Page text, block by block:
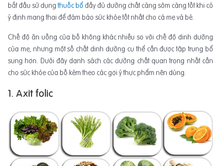
bắt đầu sử dụngthuốc bổ đầy đủ dưỡng chất càng sớm càng tốt khi có
ý định mang thai để đảm bảo sức khỏe tốt nhất cho cả mẹ và bé.
Chế độ ăn uống của bố không khác nhiều so với chế độ dinh dưỡng
của mẹ, nhưng một số chất dinh dưỡng cụ thể cần được tập trung bổ
sung hơn. Dưới đây danh sách các dưỡng chất quan trọng nhất cần
cho sức khỏe của bố kèm theo các gợi ý thực phẩm nên dùng.
1. Axit folic